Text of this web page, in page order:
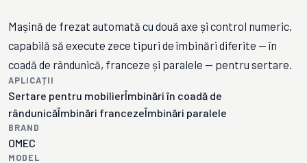
Mașină de frezat automată cu două axe și control numeric,
capabilă să execute zece tipuri de îmbinări diferite — în
coadă de rândunică, franceze și paralele — pentru sertare.
APLICAȚII
Sertare pentru mobilierÎmbinări în coadă de
rândunicăÎmbinări francezeÎmbinări paralele
BRAND
OMEC
MODEL